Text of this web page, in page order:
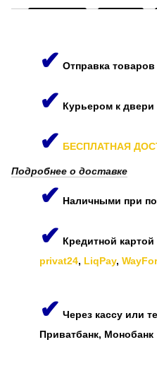
✔ Отправка
✔ Курьером к двери
✔ БЕСПЛАТНАЯ
Подробнее о доставке
✔ Наличными при
✔ Кредитной картой
privat24, LiqPay,
✔ Через кассу или
Приватбанк, Монобанк